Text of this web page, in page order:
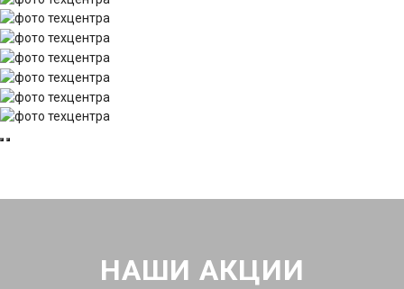
НАШИ АКЦИИ